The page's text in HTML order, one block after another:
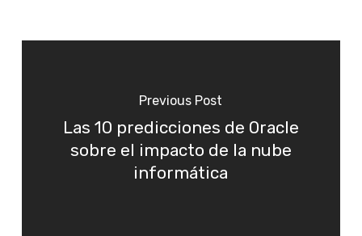
Previous Post
Las 10 predicciones de Oracle
sobre el impacto de la nube
informática